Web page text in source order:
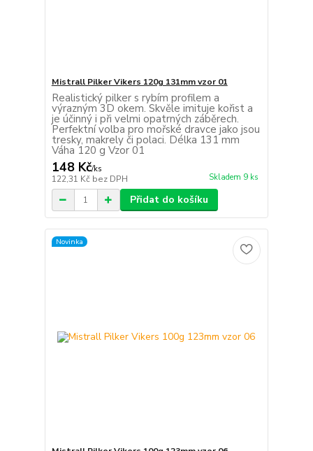
Mistrall Pilker Vikers 120g 131mm vzor 01
Realistický pilker s rybím profilem a
výrazným 3D okem. Skvěle imituje kořist a
je účinný i při velmi opatrných záběrech.
Perfektní volba pro mořské dravce jako jsou
tresky, makrely či polaci. Délka 131 mm
Váha 120 g Vzor 01
148 Kč/ks
122,31 Kč bez DPH Skladem 9 ks
Přidat do košíku
Novinka